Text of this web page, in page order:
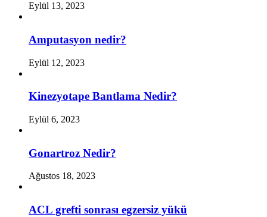
Eylül 13, 2023
Amputasyon nedir?
Eylül 12, 2023
Kinezyotape Bantlama Nedir?
Eylül 6, 2023
Gonartroz Nedir?
Ağustos 18, 2023
ACL grefti sonrası egzersiz yükü